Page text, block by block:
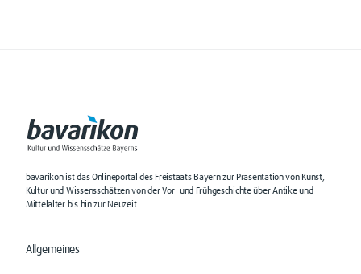
bavarikon ist das Onlineportal des Freistaats Bayern zur Präsentation von Kunst,
Kultur und Wissensschätzen von der Vor- und Frühgeschichte über Antike und
Mittelalter bis hin zur Neuzeit.
Allgemeines